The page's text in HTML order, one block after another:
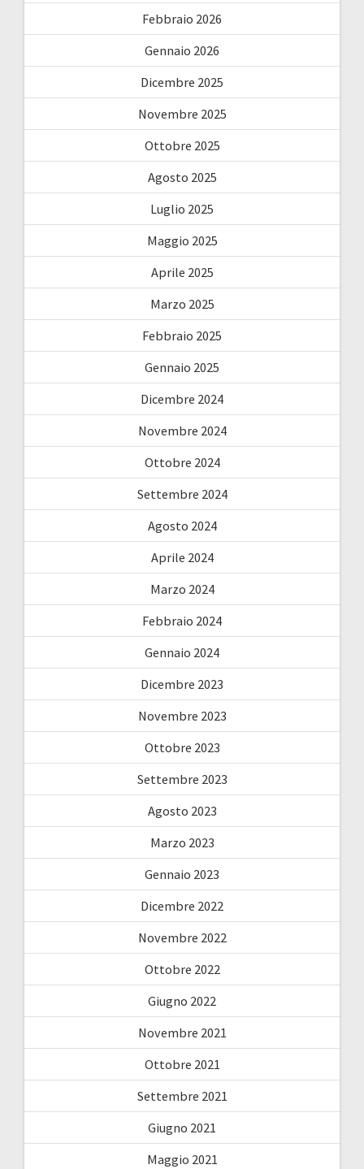
Febbraio 2026
Gennaio 2026
Dicembre 2025
Novembre 2025
Ottobre 2025
Agosto 2025
Luglio 2025
Maggio 2025
Aprile 2025
Marzo 2025
Febbraio 2025
Gennaio 2025
Dicembre 2024
Novembre 2024
Ottobre 2024
Settembre 2024
Agosto 2024
Aprile 2024
Marzo 2024
Febbraio 2024
Gennaio 2024
Dicembre 2023
Novembre 2023
Ottobre 2023
Settembre 2023
Agosto 2023
Marzo 2023
Gennaio 2023
Dicembre 2022
Novembre 2022
Ottobre 2022
Giugno 2022
Novembre 2021
Ottobre 2021
Settembre 2021
Giugno 2021
Maggio 2021